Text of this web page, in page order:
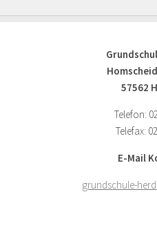
57562
Telefon:
Telefax:
E-Mail
grundschule-